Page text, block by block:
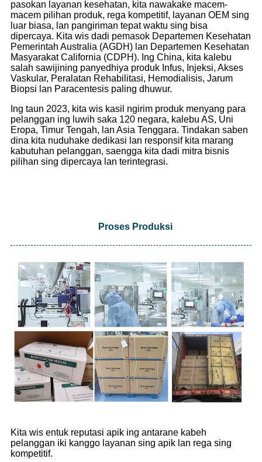
pasokan layanan kesehatan, kita nawakake macem-
macem pilihan produk, rega kompetitif, layanan OEM sing
luar biasa, lan pangiriman tepat waktu sing bisa
dipercaya. Kita wis dadi pemasok Departemen Kesehatan
Pemerintah Australia (AGDH) lan Departemen Kesehatan
Masyarakat California (CDPH). Ing China, kita kalebu
salah sawijining panyedhiya produk Infus, Injeksi, Akses
Vaskular, Peralatan Rehabilitasi, Hemodialisis, Jarum
Biopsi lan Paracentesis paling dhuwur.
Ing taun 2023, kita wis kasil ngirim produk menyang para
pelanggan ing luwih saka 120 negara, kalebu AS, Uni
Eropa, Timur Tengah, lan Asia Tenggara. Tindakan saben
dina kita nuduhake dedikasi lan responsif kita marang
kabutuhan pelanggan, saengga kita dadi mitra bisnis
pilihan sing dipercaya lan terintegrasi.
Proses Produksi
Kita wis entuk reputasi apik ing antarane kabeh
pelanggan iki kanggo layanan sing apik lan rega sing
kompetitif.